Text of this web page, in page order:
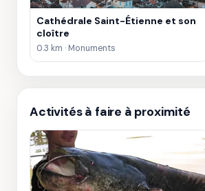
Cathédrale Saint-Étienne et son
cloître
0.3 km · Monuments
Activités à faire à proximité